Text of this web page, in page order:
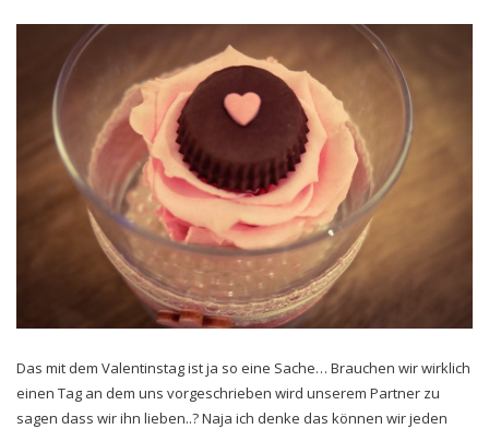
Das mit dem Valentinstag ist ja so eine Sache… Brauchen wir wirklich
einen Tag an dem uns vorgeschrieben wird unserem Partner zu
sagen dass wir ihn lieben..? Naja ich denke das können wir jeden